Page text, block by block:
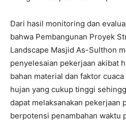
Dari hasil monitoring dan
bahwa Pembangunan Proyek
Landscape Masjid As-Sulthon
penyelesaian pekerjaan akibat
bahan material dan faktor
hujan yang cukup tinggi
dapat melaksanakan pekerjaan
berpotensi penambahan waktu